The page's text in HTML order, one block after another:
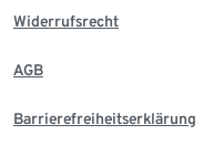
Widerrufsrecht
AGB
Barrierefreiheitserklärung